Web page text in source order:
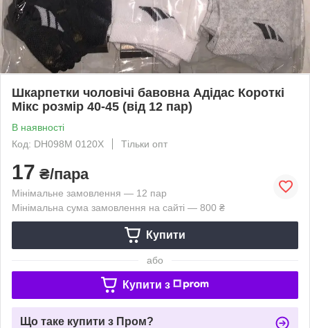
Шкарпетки чоловічі бавовна Адідас Короткі
Мікс розмір 40-45 (від 12 пар)
В наявності
Код: DH098M 0120X
Тільки опт
17 ₴/пара
Мінімальне замовлення — 12 пар
Мінімальна сума замовлення на сайті — 800 ₴
Купити
або
Купити з
Що таке купити з Пром?